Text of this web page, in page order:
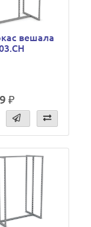
вешала
₽